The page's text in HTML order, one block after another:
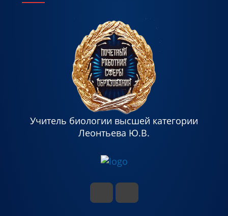
Учитель биологии высшей категории
Леонтьева Ю.В.